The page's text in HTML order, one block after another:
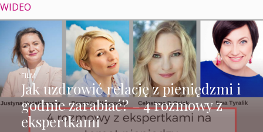
WIDEO
Jak uzdrowić relację z pieniędzmi i
godnie zarabiać? – 4 rozmowy z
ekspertkami
FILM